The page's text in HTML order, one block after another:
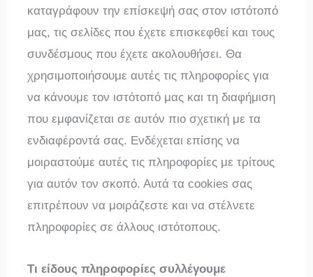
καταγράφουν την επίσκεψή σας στον ιστότοπό
μας, τις σελίδες που έχετε επισκεφθεί και τους
συνδέσμους που έχετε ακολουθήσει. Θα
χρησιμοποιήσουμε αυτές τις πληροφορίες για
να κάνουμε τον ιστότοπό μας και τη διαφήμιση
που εμφανίζεται σε αυτόν πιο σχετική με τα
ενδιαφέροντά σας. Ενδέχεται επίσης να
μοιραστούμε αυτές τις πληροφορίες με τρίτους
για αυτόν τον σκοπό. Αυτά τα cookies σας
επιτρέπουν να μοιράζεστε και να στέλνετε
πληροφορίες σε άλλους ιστότοπους.
Τι είδους πληροφορίες συλλέγουμε